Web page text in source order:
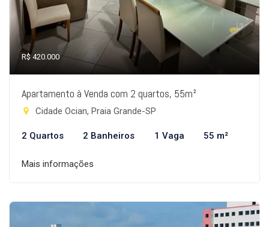
R$ 420.000
Apartamento à Venda com 2 quartos, 55m²
Cidade Ocian, Praia Grande-SP
2 Quartos 2 Banheiros 1 Vaga 55 m²
Mais informações